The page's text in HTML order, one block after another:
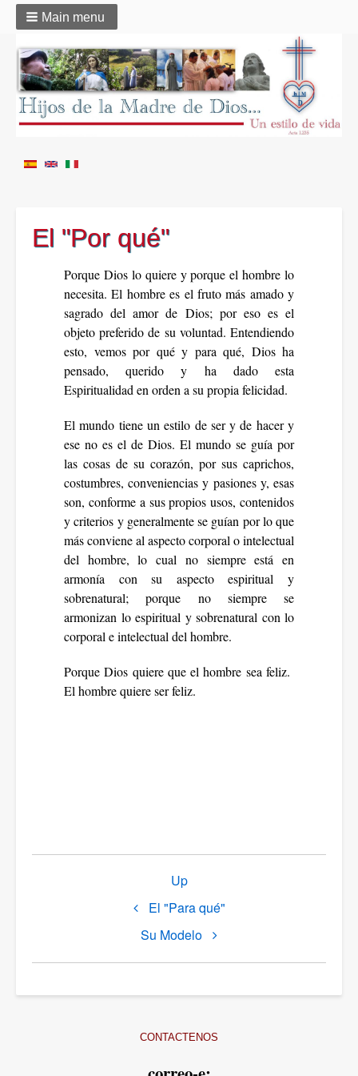
Main menu
El "Por qué"
Porque Dios lo quiere y porque el hombre lo
necesita. El hombre es el fruto más amado y
sagrado del amor de Dios; por eso es el
objeto preferido de su voluntad. Entendiendo
esto, vemos por qué y para qué, Dios ha
pensado, querido y ha dado esta
Espiritualidad en orden a su propia felicidad.
El mundo tiene un estilo de ser y de hacer y
ese no es el de Dios. El mundo se guía por
las cosas de su corazón, por sus caprichos,
costumbres, conveniencias y pasiones y, esas
son, conforme a sus propios usos, contenidos
y criterios y generalmente se guían por lo que
más conviene al aspecto corporal o intelectual
del hombre, lo cual no siempre está en
armonía con su aspecto espiritual y
sobrenatural; porque no siempre se
armonizan lo espiritual y sobrenatural con lo
corporal e intelectual del hombre.
Porque Dios quiere que el hombre sea feliz.
El hombre quiere ser feliz.
Espiritualidad
El "Para qué"
Up
Su Modelo
CONTACTENOS